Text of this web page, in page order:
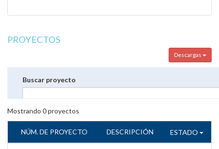
PROYECTOS
Descargas
Buscar proyecto
Mostrando 0proyectos
NÚM. DE PROYECTO DESCRIPCIÓN ESTADO